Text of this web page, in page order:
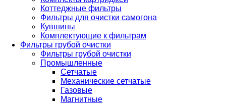
Коттеджные фильтры
Фильтры для очистки самогона
Кувшины
Комплектующие к фильтрам
Фильтры грубой очистки
Фильтры грубой очистки
Промышленные
Сетчатые
Механические сетчатые
Газовые
Магнитные